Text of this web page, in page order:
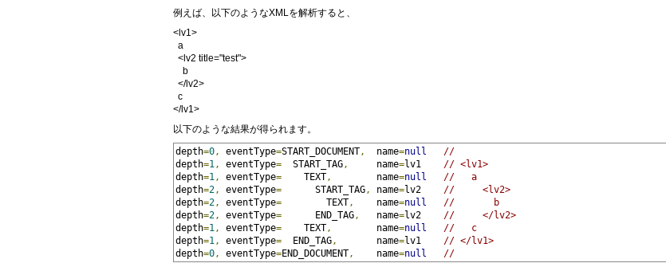
例えば、以下のようなXMLを解析すると、
<lv1>
a
<lv2 title="test">
b
</lv2>
c
</lv1>
以下のような結果が得られます。
depth=0, eventType=START_DOCUMENT, name=null
//
depth=1, eventType= START_TAG, name=lv1 // <lv1>
depth=1, eventType= TEXT, name=null
//   a
depth=2, eventType= START_TAG, name=lv2 //     <lv2>
depth=2, eventType= TEXT, name=null
//       b
depth=2, eventType= END_TAG, name=lv2 //     </lv2>
depth=1, eventType= TEXT, name=null
//   c
depth=1, eventType= END_TAG, name=lv1 // </lv1>
depth=0, eventType=END_DOCUMENT, name=null
//